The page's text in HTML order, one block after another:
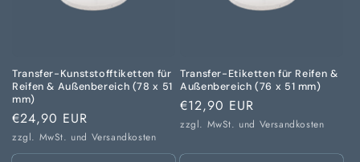
Transfer-Kunststofftiketten für
Reifen & Außenbereich (78 x 51
mm)
Normaler
Preis
€24,90 EUR
zzgl. MwSt. und Versandkosten
Transfer-Etiketten für Reifen &
Außenbereich (76 x 51 mm)
Normaler
Preis
€12,90 EUR
zzgl. MwSt. und Versandkosten